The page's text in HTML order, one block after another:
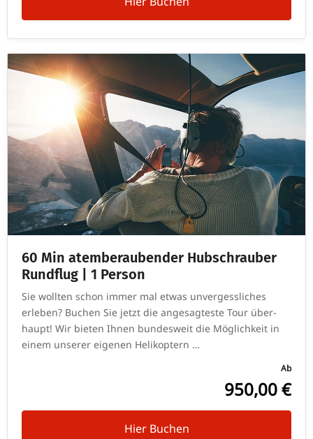
60 Min atem­be­rau­bender Hub­schrauber
Rund­flug | 1 Person
Sie wollten schon immer mal etwas unver­gess­li­ches
erleben? Buchen Sie jetzt die ange­sag­teste Tour über­
haupt! Wir bieten Ihnen bun­des­weit die Mög­lich­keit in
einem unserer eigenen Helikoptern …
Ab
950,00 €
Hier Buchen